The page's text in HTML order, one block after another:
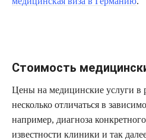
Стоимость
Цены на медицинские услуги в
несколько отличаться в
например, диагноза
известности клиники и так